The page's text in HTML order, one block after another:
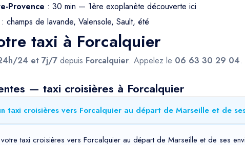
Provence : 30 min — 1ère exoplanète découverte ici
: champs de lavande, Valensole, Sault, été
taxi à Forcalquier
24 et 7j/7 depuis Forcalquier. Appelez le 06 63 30 29 04.
— taxi croisières à Forcalquier
taxi croisières vers Forcalquier au départ de Marseille et de
taxi croisières vers Forcalquier au départ de Marseille et de ses